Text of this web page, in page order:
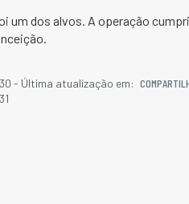
um dos alvos. A operação
- Última atualização em: